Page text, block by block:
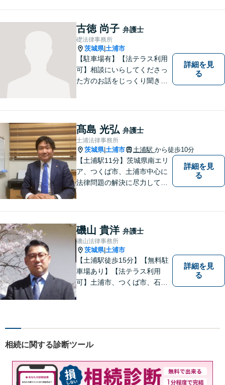
古徳 尚子 弁護士
礎法律事務所
茨城県| 土浦市
【駐車場有】【法テラス利用
可】相談にいらしてくださっ
た方のお話をじっくり聞き、
相談は早めの相談が大切で
す。皆様が相談しやすい環境
を整えておりますので、お気
軽にご相談ください。
詳細を見
る
髙島 光弘 弁護士
土浦法律事務所
茨城県| 土浦市 土浦駅 から徒歩10分
【土浦駅11分】茨城県南エリ
ア、つくば市、土浦市中心に
法律問題の解決に尽力してお
ら、お気軽にご相談くださ
い。
詳細を見
る
磯山 貴洋 弁護士
磯山法律事務所
茨城県| 土浦市
【土浦駅徒歩15分】【無料駐
車場あり】【法テラス利用
可】土浦市、つくば市、石岡
す。
詳細を見
る
相続に関する診断ツール